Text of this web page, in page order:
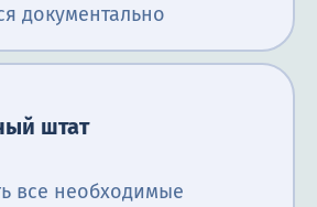
документально
штат
все необходимые